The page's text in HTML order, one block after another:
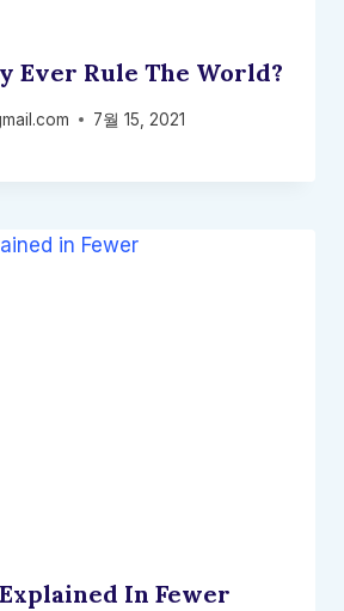
Ever Rule The World?
7월 15, 2021
In Fewer